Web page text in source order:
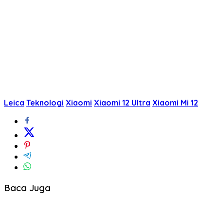
Leica Teknologi Xiaomi Xiaomi 12 Ultra Xiaomi Mi 12
Baca Juga